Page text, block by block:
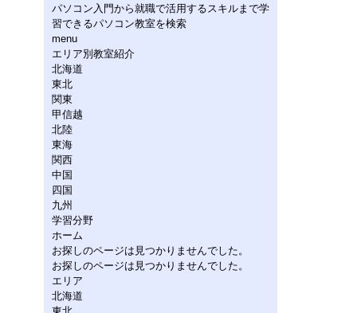
パソコン入門から就職で活用するスキルまで学
習できるパソコン教室を検索
menu
エリア別教室紹介
北海道
東北
関東
甲信越
北陸
東海
関西
中国
四国
九州
学習分野
ホーム
お探しのページは見つかりませんでした。
お探しのページは見つかりませんでした。
エリア
北海道